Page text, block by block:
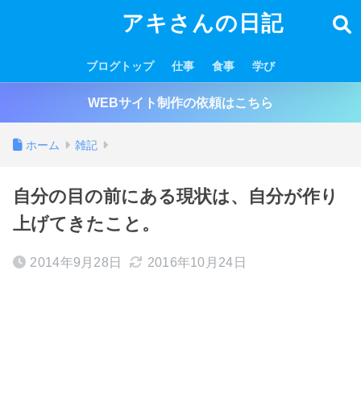
アキさんの日記
ブログトップ 仕事 食事 学び
WEBサイト制作の依頼はこちら
ホーム 雑記
自分の目の前にある現状は、自分が作り
上げてきたこと。
2014年9月28日 2016年10月24日